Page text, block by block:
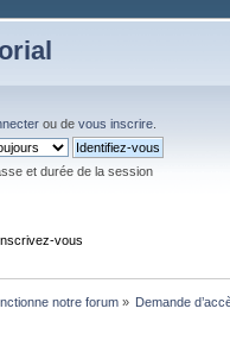
ou de vous inscrire
et durée de la session
vous
notre forum» Demande